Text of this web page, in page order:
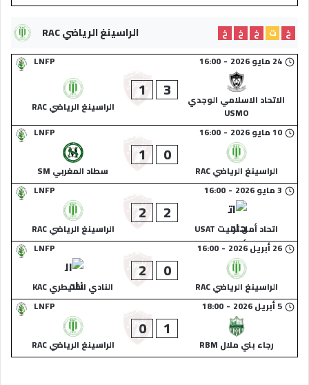
الراسينغ الرياضي RAC خ ت خ خ
خ
LNFP
24 مايو 2026 -
16:00
الاتحاد الاسلامي الوجدي
USMO
3
1
الراسينغ الرياضي RAC
LNFP
10 مايو 2026 -
16:00
الراسينغ الرياضي RAC
0
1
سطاد المغربي SM
LNFP
3 مايو 2026 -
16:00
اتحاد أمل تزنيت USAT
2
2
الراسينغ الرياضي RAC
LNFP
26 أبريل 2026 -
16:00
الراسينغ الرياضي RAC
0
2
النادي القنيطري KAC
LNFP
5 أبريل 2026 -
18:00
رجاء بني ملال RBM
1
0
الراسينغ الرياضي RAC